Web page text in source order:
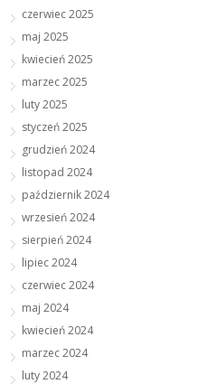
czerwiec 2025
maj 2025
kwiecień 2025
marzec 2025
luty 2025
styczeń 2025
grudzień 2024
listopad 2024
październik 2024
wrzesień 2024
sierpień 2024
lipiec 2024
czerwiec 2024
maj 2024
kwiecień 2024
marzec 2024
luty 2024